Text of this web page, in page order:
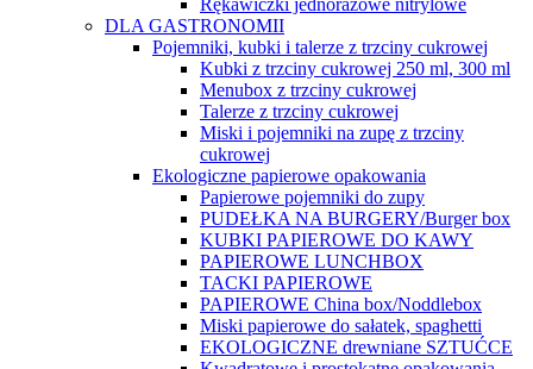
Rękawiczki jednorazowe nitrylowe
DLA GASTRONOMII
Pojemniki, kubki i talerze z trzciny cukrowej
Kubki z trzciny cukrowej 250 ml, 300 ml
Menubox z trzciny cukrowej
Talerze z trzciny cukrowej
Miski i pojemniki na zupę z trzciny
cukrowej
Ekologiczne papierowe opakowania
Papierowe pojemniki do zupy
PUDEŁKA NA BURGERY/Burger box
KUBKI PAPIEROWE DO KAWY
PAPIEROWE LUNCHBOX
TACKI PAPIEROWE
PAPIEROWE China box/Noddlebox
Miski papierowe do sałatek, spaghetti
EKOLOGICZNE drewniane SZTUĆCE